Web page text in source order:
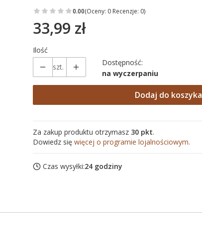
0.00(Oceny: 0 Recenzje: 0)
Cena
33,99 zł
Ilość
szt.
Dostępność:
na wyczerpaniu
Dodaj do koszyka
Za zakup produktu otrzymasz 30 pkt.
Dowiedz się więcej o programie lojalnościowym.
Czas wysyłki:24 godziny